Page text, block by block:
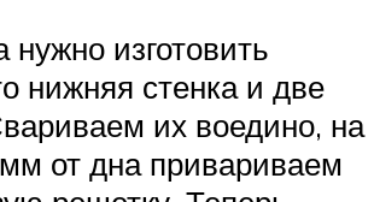
изготовить
нижняя стенка и две
их воедино, на
от дна привариваем